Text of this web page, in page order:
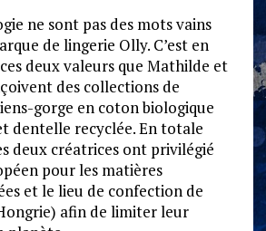
ne sont pas des mots vains
de lingerie Olly. C’est en
deux valeurs que Mathilde et
des collections de
gorge en coton biologique
dentelle recyclée. En totale
deux créatrices ont privilégié
pour les matières
et le lieu de confection de
afin de limiter leur